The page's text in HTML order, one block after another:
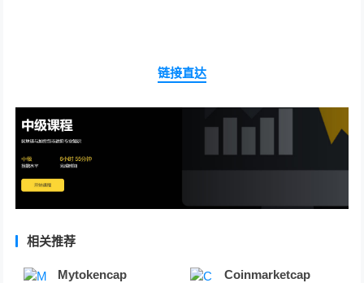
链接直达
相关推荐
Mytokencap Coinmarketcap